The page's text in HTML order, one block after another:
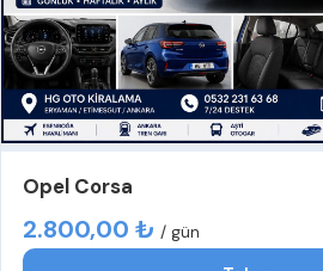
Opel Corsa
2.800,00 ₺ / gün